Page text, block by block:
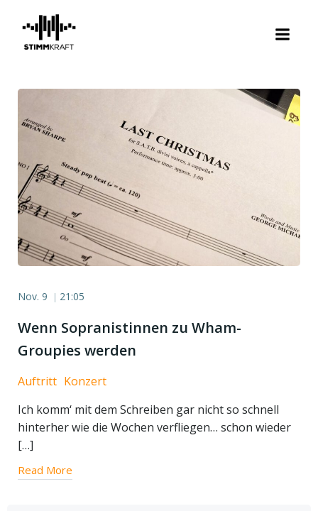
Nov. 9 | 21:05
Wenn Sopranistinnen zu Wham-
Groupies werden
Auftritt Konzert
Ich komm‘ mit dem Schreiben gar nicht so schnell
hinterher wie die Wochen verfliegen… schon wieder
[…]
Read More